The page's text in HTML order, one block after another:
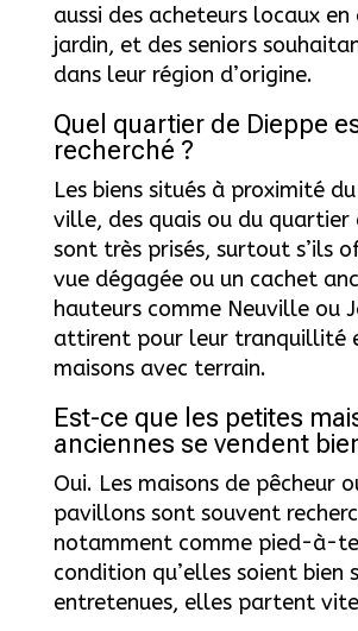
aussi des acheteurs locaux
jardin, et des seniors
dans leur région d’origine.
Quel quartier de Dieppe
recherché ?
Les biens situés à proximité
ville, des quais ou du
sont très prisés, surtout s’ils
vue dégagée ou un cachet
hauteurs comme Neuville ou
attirent pour leur tranquillité
maisons avec terrain.
Est-ce que les petites
anciennes se vendent
Oui. Les maisons de pêcheur
pavillons sont souvent
notamment comme pied-à-
condition qu’elles soient bien
entretenues, elles partent